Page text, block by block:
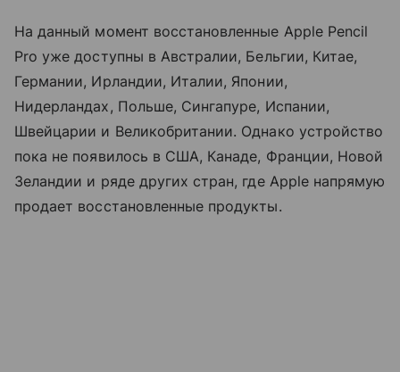
На данный момент восстановленные Apple Pencil
Pro уже доступны в Австралии, Бельгии, Китае,
Германии, Ирландии, Италии, Японии,
Нидерландах, Польше, Сингапуре, Испании,
Швейцарии и Великобритании. Однако устройство
пока не появилось в США, Канаде, Франции, Новой
Зеландии и ряде других стран, где Apple напрямую
продает восстановленные продукты.